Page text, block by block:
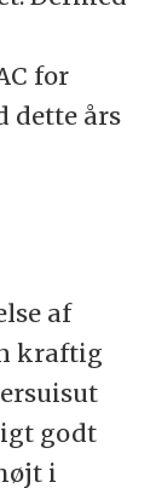
for
dette års
af
kraftig
godt
i